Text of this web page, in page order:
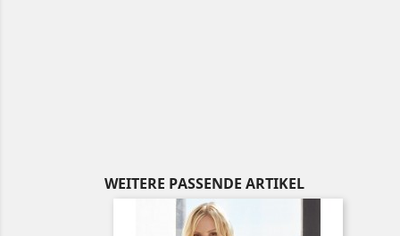
WEITERE PASSENDE ARTIKEL